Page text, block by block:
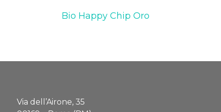
Bio Happy Chip Oro
Via dell’Airone, 35